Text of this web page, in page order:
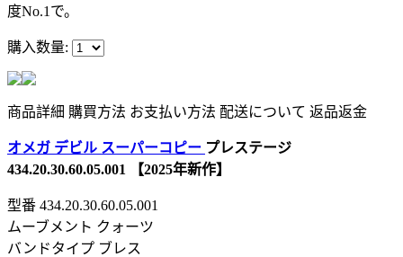
度No.1で。
購入数量:
商品詳細 購買方法 お支払い方法 配送について 返品返金
オメガ デビル スーパーコピー プレステージ
434.20.30.60.05.001 【2025年新作】
型番 434.20.30.60.05.001
ムーブメント クォーツ
バンドタイプ ブレス